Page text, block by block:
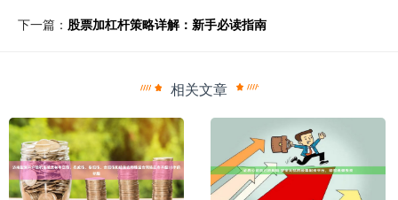
下一篇： 股票加杠杆策略详解：新手必读指南
相关文章